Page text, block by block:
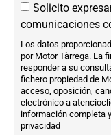
Solicito
comunicaciones
Los datos
por Motor Tàrrega. La
responder a su
fichero propiedad de
acceso, oposición,
electrónico a
información completa
privacidad